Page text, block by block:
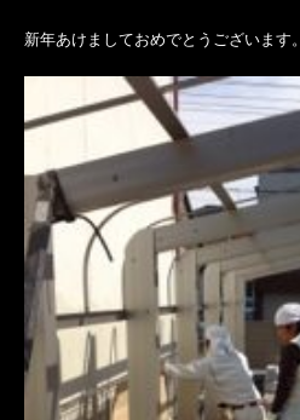
新年あけましておめでとうございます。